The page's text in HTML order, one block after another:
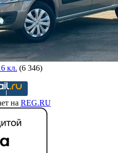
кл. (6 346)
на REG.RU